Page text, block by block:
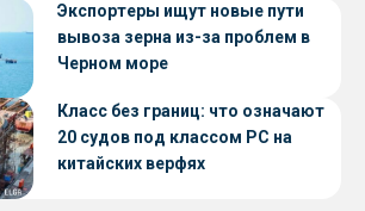
Экспортеры ищут новые пути
вывоза зерна из-за проблем в
Черном море
Класс без границ: что означают
20 судов под классом РС на
китайских верфях